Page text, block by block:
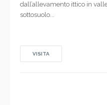
dall’allevamento ittico in
sottosuolo...
VISITA